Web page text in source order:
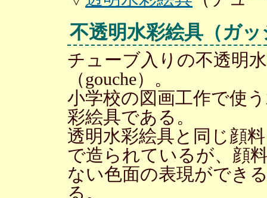
不透明水彩絵具（ガ
チューブ入りの不透明
（gouche）。
小学校の図画工作で使
彩絵具である。
透明水彩絵具と同じ顔
で造られているが、顔
ない色面の表現ができ
る。